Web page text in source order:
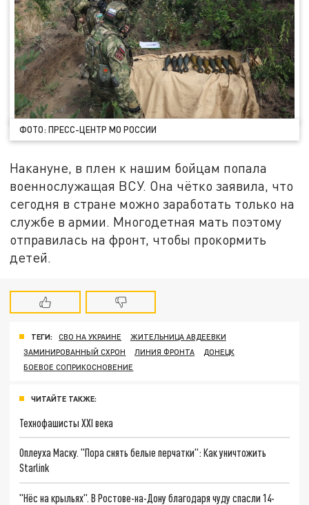
ФОТО: ПРЕСС-ЦЕНТР МО РОССИИ
Накануне, в плен к нашим бойцам попала
военнослужащая ВСУ. Она чётко заявила, что
сегодня в стране можно заработать только на
службе в армии. Многодетная мать поэтому
отправилась на фронт, чтобы прокормить
детей.
ТЕГИ: СВО НА УКРАИНЕ
ЖИТЕЛЬНИЦА АВДЕЕВКИ
ЗАМИНИРОВАННЫЙ СХРОН
ЛИНИЯ ФРОНТА
ДОНЕЦК
БОЕВОЕ СОПРИКОСНОВЕНИЕ
ЧИТАЙТЕ ТАКЖЕ:
Технофашисты XXI века
Оплеуха Маску. "Пора снять белые перчатки": Как уничтожить
Starlink
"Нёс на крыльях". В Ростове-на-Дону благодаря чуду спасли 14-